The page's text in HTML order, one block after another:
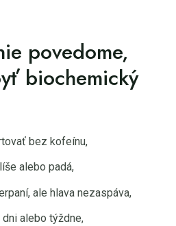
povedome,
biochemický
bez kofeínu,
alebo padá,
ale hlava nezaspáva,
alebo týždne,